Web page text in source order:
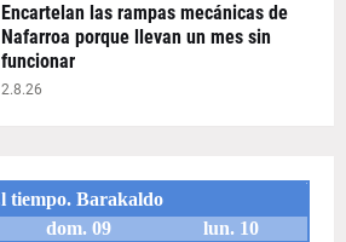
Encartelan las rampas mecánicas de
Nafarroa porque llevan un mes sin
funcionar
2.8.26